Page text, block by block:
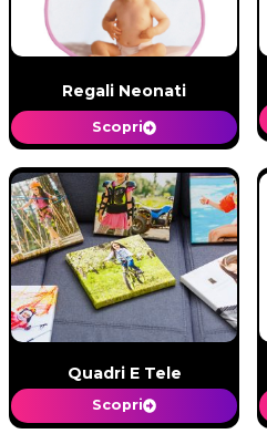
Regali Neonati
Scopri
Quadri E Tele
Scopri